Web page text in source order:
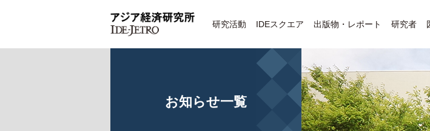
研究活動 IDEスクエア 出版物・レポート 研究者
お知らせ一覧